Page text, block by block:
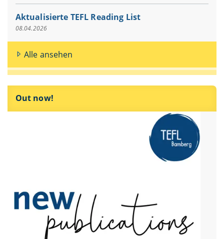
Aktualisierte TEFL Reading List
08.04.2026
Alle ansehen
Out now!